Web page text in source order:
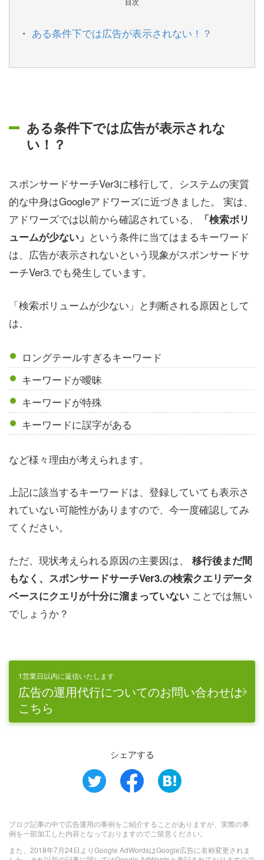
ある条件下では広告が表示されない！？
ある条件下では広告が表示されな
い！？
スポンサードサーチVer3に移行して、システムの実質
的な中身はGoogleアドワーズに近づきました。 実は、
アドワーズでは以前から確認されている、
「検索ボリ
ュームが少ない」 という条件に当てはまるキーワード
は、広告が表示されないという現象がスポンサードサ
ーチVer3.でも発生しています。
「検索ボリュームが少ない」と判断される原因として
は、
ロングテールすぎるキーワード
キーワードが曖昧
キーワードが特殊
キーワードに誤字がある
など様々理由が考えられます。
上記に該当するキーワードは、登録していても表示さ
れていない可能性がありますので、今一度確認してみ
てください。
ただ、現状考えられる原因の主要因は、 移行後まだ間
もなく、スポンサードサーチVer3.の検索クエリデータ
ベースにクエリが十分に溜まっていない ことでは無い
でしょうか？
1営業日以内に返信いたします
広告の運用代行についてのお問い合わせは
こちら
シェアする
ブログ記事の中で広告運用の事例をご紹介することがありますが、実際の事
例を一部加工した内容となっておりますのでご留意ください。
また、2018年7月24日よりGoogle AdWordsはGoogle広告に名称変更されま